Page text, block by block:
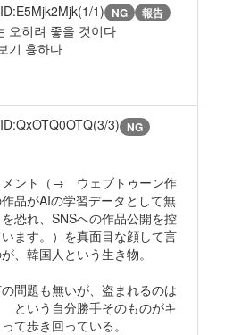
ID:E5Mjk2Mjk(1/1) NG 報告
오히려 좋을 것이다
기 흉하다
ID:QxOTQ0OTQ(3/3) NG
メント（→ ウェブトゥーン作
品がAIの学習データとして無
恐れ、SNSへの作品公開を控
ます。）を真面目な顔して言
、韓国人という生き物。
問題も無いが、盗まれるのは
という自分勝手そのものがキ
て歩き回っている。